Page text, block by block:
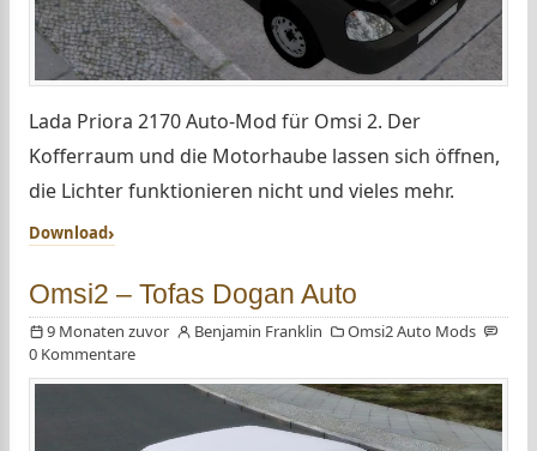
Lada Priora 2170 Auto-Mod für Omsi 2. Der
Kofferraum und die Motorhaube lassen sich öffnen,
die Lichter funktionieren nicht und vieles mehr.
Download
Omsi2 – Tofas Dogan Auto
9 Monaten zuvor Benjamin Franklin
Omsi2 Auto Mods
0 Kommentare